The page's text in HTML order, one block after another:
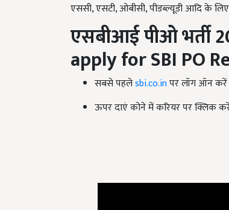
एससी, एसटी, ओबीसी, पीडब्ल्यूडी आदि के
एसबीआई पीओ भर्ती
apply for SBI PO
सबसे पहलेsbi.co.inपर लॉग ऑन करें
ऊपर दाएं कोने में करियर पर क्लिक